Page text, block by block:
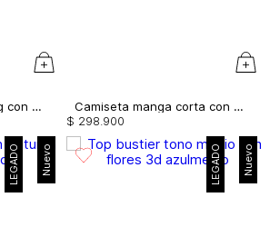
Enterizo largo wide leg con flores 3d
Camiseta manga corta con fruncido
$ 298.900
Nuevo
LEGADO Nuevo
LEGADO